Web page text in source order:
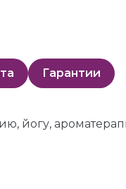
Гарантии
йогу,